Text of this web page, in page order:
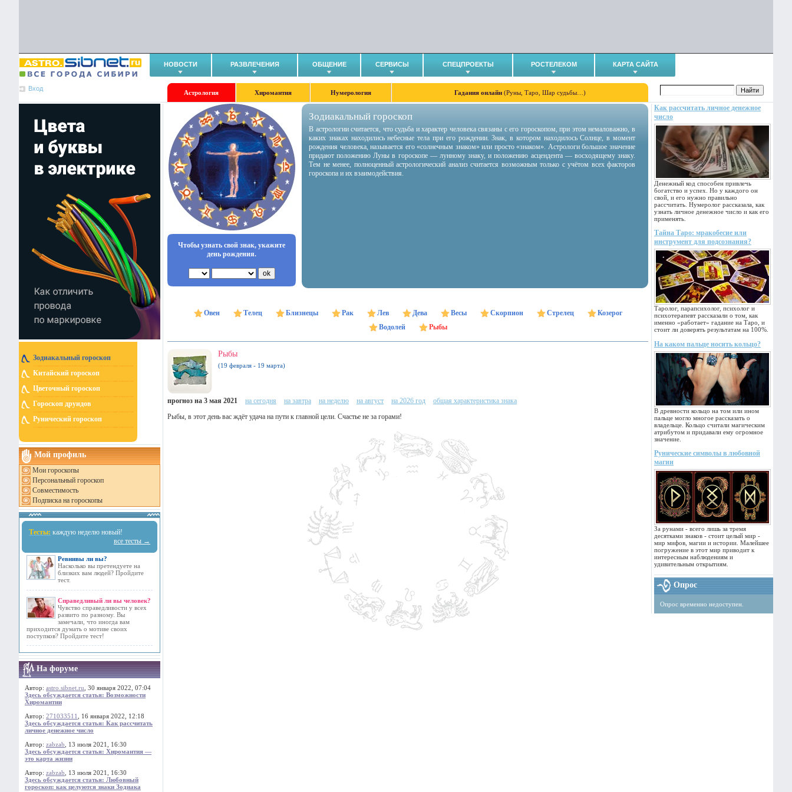
НОВОСТИ РАЗВЛЕЧЕНИЯ ОБЩЕНИЕ СЕРВИСЫ СПЕЦПРОЕКТЫ РОСТЕЛЕКОМ КАРТА САЙТА
Вход
Астрология Хиромантия Нумерология Гадания онлайн (Руны, Таро, Шар судьбы…)
Зодиакальный гороскоп
Китайский гороскоп
Цветочный гороскоп
Гороскоп друидов
Рунический гороскоп
Мой профиль
Мои гороскопы
Персональный гороскоп
Совместимость
Подписка на гороскопы
Тесты: каждую неделю новый!
все тесты →
Ревнивы ли вы?
Насколько вы претендуете на
близких вам людей? Пройдите
тест.
Справедливый ли вы человек?
Чувство справедливости у всех
развито по разному. Вы
замечали, что иногда вам
приходится думать о мотиве своих
поступков? Пройдите тест!
На форуме
Автор: astro.sibnet.ru , 30 января 2022, 07:04
Здесь обсуждается статья: Возможности
Хиромантии
Автор: 271033511
, 16 января 2022, 12:18
Здесь обсуждается статья: Как рассчитать
личное денежное число
Автор: zabzab , 13 июля 2021, 16:30
Здесь обсуждается статья: Хиромантия —
это карта жизни
Автор: zabzab , 13 июля 2021, 16:30
Здесь обсуждается статья: Любовный
гороскоп: как целуются знаки Зодиака
Как рассчитать личное денежное
число
Денежный код способен привлечь
богатство и успех. Но у каждого он
свой, и его нужно правильно
рассчитать. Нумеролог рассказала, как
узнать личное денежное число и как его
применять.
Тайна Таро: мракобесие или
инструмент для подсознания?
Таролог, парапсихолог, психолог и
психотерапевт рассказали о том, как
именно «работает» гадание на Таро, и
стоит ли доверять результатам на 100%.
На каком пальце носить кольцо?
В древности кольцо на том или ином
пальце могло многое рассказать о
владельце. Кольцо считали магическим
атрибутом и придавали ему огромное
значение.
Рунические символы в любовной
магии
За рунами - всего лишь за тремя
десятками знаков - стоит целый мир -
мир мифов, магии и истории. Малейшее
погружение в этот мир приводит к
интересным наблюдениям и
удивительным открытиям.
Опрос
Опрос временно недоступен.
Чтобы узнать свой знак, укажите
день рождения.
Зодиакальный гороскоп
В астрологии считается, что судьба и характер человека связаны с его гороскопом, при этом немаловажно, в
каких знаках находились небесные тела при его рождении. Знак, в котором находилось Солнце, в момент
рождения человека, называется его «солнечным знаком» или просто «знаком». Астрологи большое значение
придают положению Луны в гороскопе — лунному знаку, и положению асцендента — восходящему знаку.
Тем не менее, полноценный астрологический анализ считается возможным только с учётом всех факторов
гороскопа и их взаимодействия.
Овен Телец Близнецы Рак Лев Дева Весы Скорпион Стрелец
Козерог
Водолей
Рыбы
Рыбы
(19 февраля - 19 марта)
прогноз на 3 мая 2021 на сегодня на завтра на неделю на август на 2026 год
общая характеристика знака
Рыбы, в этот день вас ждёт удача на пути к главной цели. Счастье не за горами!